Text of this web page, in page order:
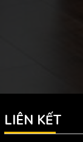
LIÊN KẾT